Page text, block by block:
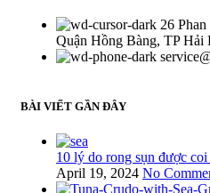
26
Quận Hồng Bàng, TP Hải
BÀI VIẾT GẦN ĐÂY
10 lý do rong sụn được
April 19, 2024 No